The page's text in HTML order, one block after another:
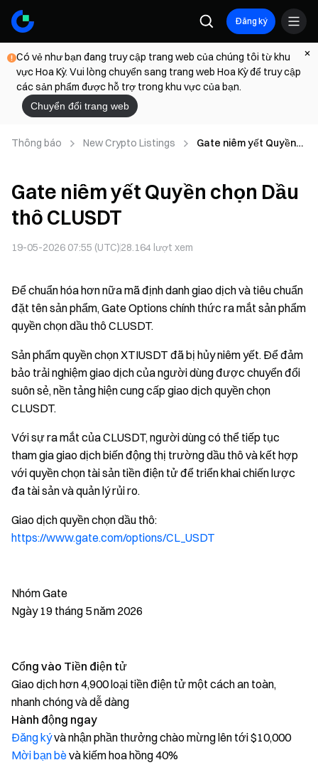
Đăng ký
Có vẻ như bạn đang truy cập trang web của chúng tôi từ khu
vực Hoa Kỳ. Vui lòng chuyển sang trang web Hoa Kỳ để truy cập
các sản phẩm được hỗ trợ trong khu vực của bạn.
Chuyển đổi trang web
Thông báo New Crypto Listings
Gate niêm yết Quyền
Gate niêm yết Quyền chọn Dầu
thô CLUSDT
19-05-2026 07:55 (UTC)28.164 lượt xem
Để chuẩn hóa hơn nữa mã định danh giao dịch và tiêu chuẩn
đặt tên sản phẩm, Gate Options chính thức ra mắt sản phẩm
quyền chọn dầu thô CLUSDT.
Sản phẩm quyền chọn XTIUSDT đã bị hủy niêm yết. Để đảm
bảo trải nghiệm giao dịch của người dùng được chuyển đổi
suôn sẻ, nền tảng hiện cung cấp giao dịch quyền chọn
CLUSDT.
Với sự ra mắt của CLUSDT, người dùng có thể tiếp tục
tham gia giao dịch biến động thị trường dầu thô và kết hợp
với quyền chọn tài sản tiền điện tử để triển khai chiến lược
đa tài sản và quản lý rủi ro.
Giao dịch quyền chọn dầu thô:
https://www.gate.com/options/CL_USDT
Nhóm Gate
Ngày 19 tháng 5 năm 2026
Cổng vào Tiền điện tử
Giao dịch hơn 4,900 loại tiền điện tử một cách an toàn,
nhanh chóng và dễ dàng
Hành động ngay
Đăng kývà nhận phần thưởng chào mừng lên tới $10,000
Mời bạn bèvà kiếm hoa hồng 40%